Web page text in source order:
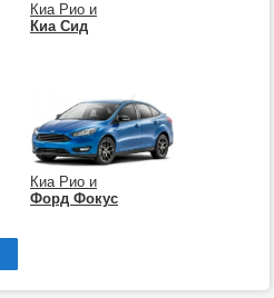
Киа Рио и
Киа Сид
Киа Рио и
Форд Фокус